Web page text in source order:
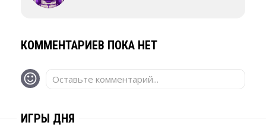
КОММЕНТАРИЕВ ПОКА НЕТ
Оставьте комментарий...
ИГРЫ ДНЯ